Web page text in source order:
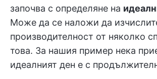
започва с определяне на
Може да се наложи да
производителност от няколко
това. За нашия пример нека
идеалният ден е с